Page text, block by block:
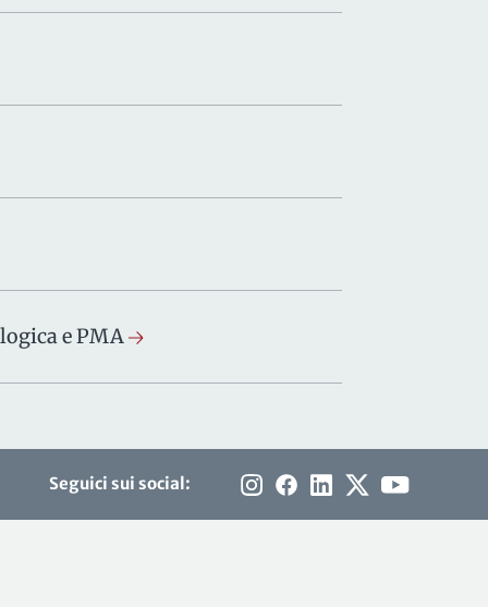
e PMA
Seguici sui social: